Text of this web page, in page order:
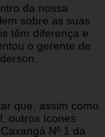
da nossa
sobre as suas
têm diferença e
o gerente de
que, assim como
outros ícones
Nº 1 da